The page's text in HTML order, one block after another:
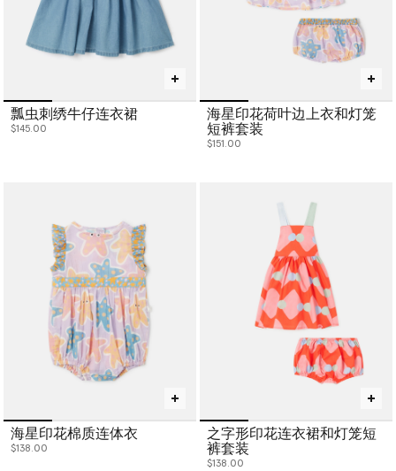
瓢虫刺绣牛仔连衣裙
$145.00
海星印花荷叶边上衣和灯笼
短裤套装
$151.00
海星印花棉质连体衣
$138.00
之字形印花连衣裙和灯笼短
裤套装
$138.00